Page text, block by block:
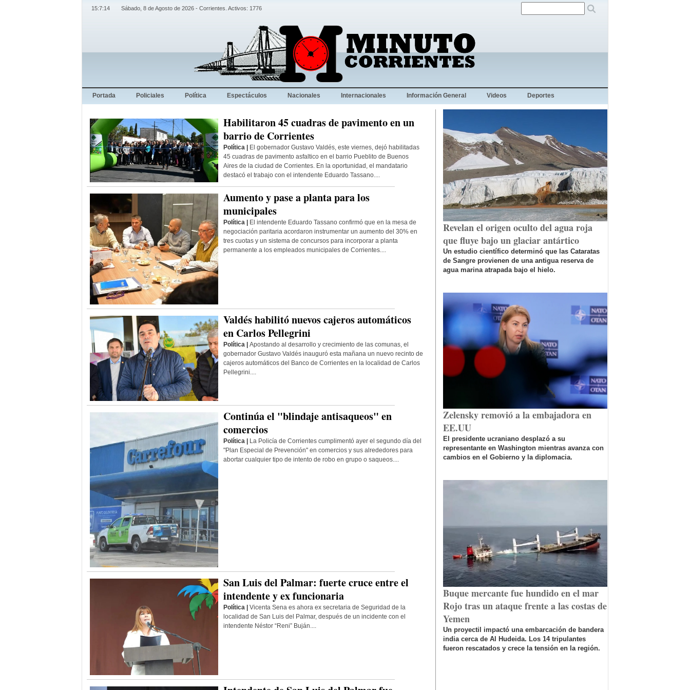
15:7:15 Sábado, 8 de Agosto de 2026 - Corrientes. Activos: 1776
Portada Policiales Política Espectáculos Nacionales Internacionales Información General Videos Deportes
Habilitaron 45 cuadras de pavimento en un
barrio de Corrientes
Política |
El gobernador Gustavo Valdés, este viernes, dejó habilitadas
45 cuadras de pavimento asfaltico en el barrio Pueblito de Buenos
Aires de la ciudad de Corrientes. En la oportunidad, el mandatario
destacó el trabajo con el intendente Eduardo Tassano....
Aumento y pase a planta para los
municipales
Política |
El intendente Eduardo Tassano confirmó que en la mesa de
negociación paritaria acordaron instrumentar un aumento del 30% en
tres cuotas y un sistema de concursos para incorporar a planta
permanente a los empleados municipales de Corrientes....
Valdés habilitó nuevos cajeros automáticos
en Carlos Pellegrini
Política | ​Apostando al desarrollo y crecimiento de las comunas, el
gobernador Gustavo Valdés inauguró esta mañana un nuevo recinto de
cajeros automáticos del Banco de Corrientes en la localidad de Carlos
Pellegrini....
Continúa el "blindaje antisaqueos" en
comercios
Política |
La Policía de Corrientes cumplimentó ayer el segundo día del
"Plan Especial de Prevención" en comercios y sus alrededores para
abortar cualquier tipo de intento de robo en grupo o saqueos....
San Luis del Palmar: fuerte cruce entre el
intendente y ex funcionaria
Política | Vicenta Sena es ahora ex secretaria de Seguridad de la
localidad de San Luis del Palmar, después de un incidente con el
intendente Néstor “Reni” Buján....
Revelan el origen oculto del agua roja
que fluye bajo un glaciar antártico
Un estudio científico determinó que las Cataratas
de Sangre provienen de una antigua reserva de
agua marina atrapada bajo el hielo.
Zelensky removió a la embajadora en
EE.UU
El presidente ucraniano desplazó a su
representante en Washington mientras avanza con
cambios en el Gobierno y la diplomacia.
Buque mercante fue hundido en el mar
Rojo tras un ataque frente a las costas de
Yemen
Un proyectil impactó una embarcación de bandera
india cerca de Al Hudeida. Los 14 tripulantes
fueron rescatados y crece la tensión en la región.